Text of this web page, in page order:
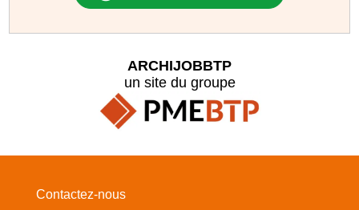
ARCHIJOBBTP
un site du groupe
Contactez-nous